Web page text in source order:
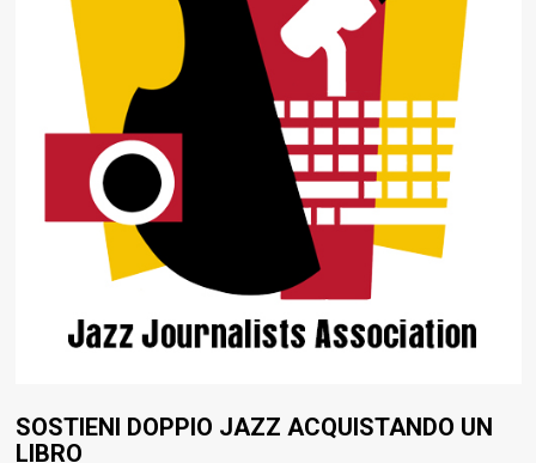
SOSTIENI DOPPIO JAZZ ACQUISTANDO UN
LIBRO